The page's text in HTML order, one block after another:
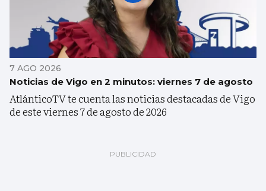
7 AGO 2026
Noticias de Vigo en 2 minutos: viernes 7 de agosto
AtlánticoTV te cuenta las noticias destacadas de Vigo
de este viernes 7 de agosto de 2026